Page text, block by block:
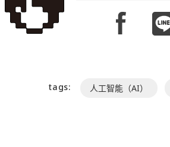
tags: 人工智能（AI）